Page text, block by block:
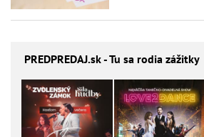
PREDPREDAJ.sk - Tu sa rodia zážitky